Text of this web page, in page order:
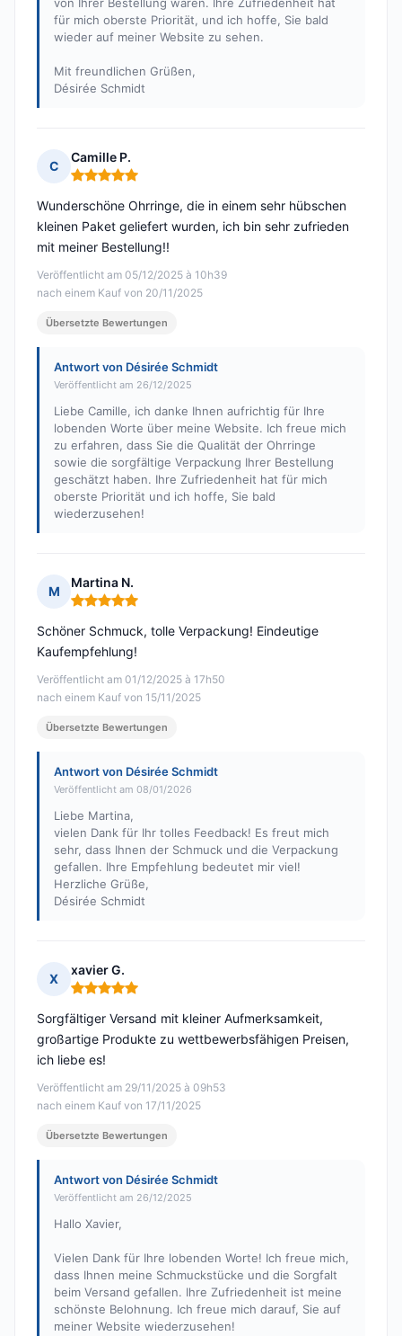
für mich oberste Priorität, und ich hoffe, Sie bald
wieder auf meiner Website zu sehen.
Mit freundlichen Grüßen,
Désirée Schmidt
C
Camille P.
Hinweis: 5 von 5
Veröffentlicht am 05/12/2025 à 10h39
nach einem Kauf von 20/11/2025
Wunderschöne Ohrringe, die in einem sehr hübschen
kleinen Paket geliefert wurden, ich bin sehr zufrieden
mit meiner Bestellung!!
Übersetzte Bewertungen
Antwort von Désirée Schmidt
Veröffentlicht am 26/12/2025
Liebe Camille, ich danke Ihnen aufrichtig für Ihre
lobenden Worte über meine Website. Ich freue mich
zu erfahren, dass Sie die Qualität der Ohrringe
sowie die sorgfältige Verpackung Ihrer Bestellung
geschätzt haben. Ihre Zufriedenheit hat für mich
oberste Priorität und ich hoffe, Sie bald
wiederzusehen!
M
Martina N.
Hinweis: 5 von 5
Veröffentlicht am 01/12/2025 à 17h50
nach einem Kauf von 15/11/2025
Schöner Schmuck, tolle Verpackung! Eindeutige
Kaufempfehlung!
Übersetzte Bewertungen
Antwort von Désirée Schmidt
Veröffentlicht am 08/01/2026
Liebe Martina,
vielen Dank für Ihr tolles Feedback! Es freut mich
sehr, dass Ihnen der Schmuck und die Verpackung
gefallen. Ihre Empfehlung bedeutet mir viel!
Herzliche Grüße,
Désirée Schmidt
X
xavier G.
Hinweis: 5 von 5
Veröffentlicht am 29/11/2025 à 09h53
nach einem Kauf von 17/11/2025
Sorgfältiger Versand mit kleiner Aufmerksamkeit,
großartige Produkte zu wettbewerbsfähigen Preisen,
ich liebe es!
Übersetzte Bewertungen
Antwort von Désirée Schmidt
Veröffentlicht am 26/12/2025
Hallo Xavier,
Vielen Dank für Ihre lobenden Worte! Ich freue mich,
dass Ihnen meine Schmuckstücke und die Sorgfalt
beim Versand gefallen. Ihre Zufriedenheit ist meine
schönste Belohnung. Ich freue mich darauf, Sie auf
meiner Website wiederzusehen!